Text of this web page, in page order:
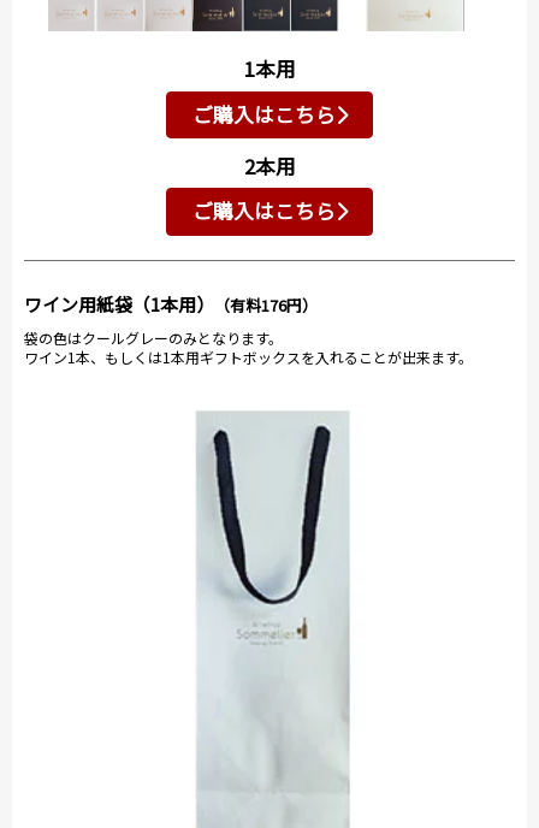
1本用
ご購入はこちら
2本用
ご購入はこちら
ワイン用紙袋（1本用） （有料176円）
袋の色はクールグレーのみとなります。
ワイン1本、もしくは1本用ギフトボックスを入れることが出来ます。